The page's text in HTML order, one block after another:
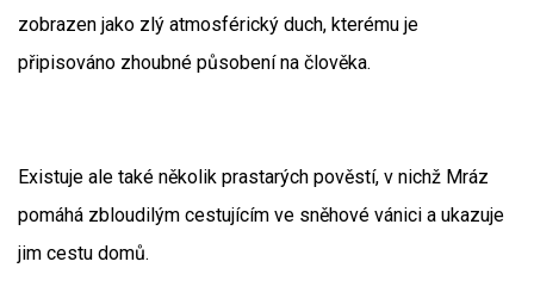
zobrazen jako zlý atmosférický duch, kterému je
připisováno zhoubné působení na člověka.
Existuje ale také několik prastarých pověstí, v nichž Mráz
pomáhá zbloudilým cestujícím ve sněhové vánici a ukazuje
jim cestu domů.